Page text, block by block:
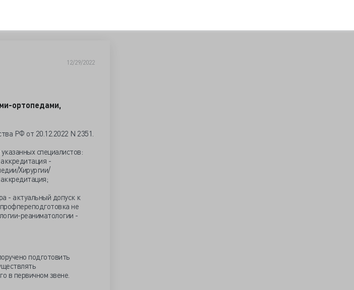
12/29/2022
ортопедами,
РФ от 20.12.2022 N 2351.
специалистов:
-
Хирургии/
- актуальный допуск к
не
реаниматологии -
подготовить
в первичном звене.